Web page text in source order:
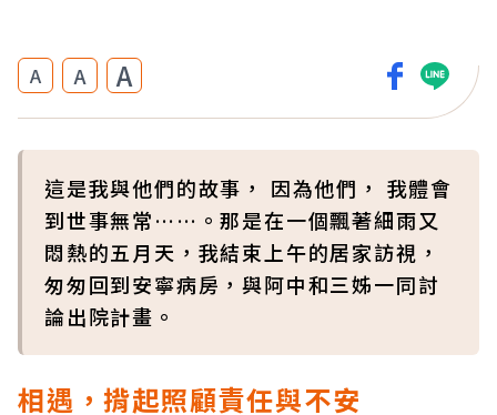
A A A
這是我與他們的故事， 因為他們， 我體會
到世事無常……。那是在一個飄著細雨又
悶熱的五月天，我結束上午的居家訪視，
匆匆回到安寧病房，與阿中和三姊一同討
論出院計畫。
相遇，揹起照顧責任與不安